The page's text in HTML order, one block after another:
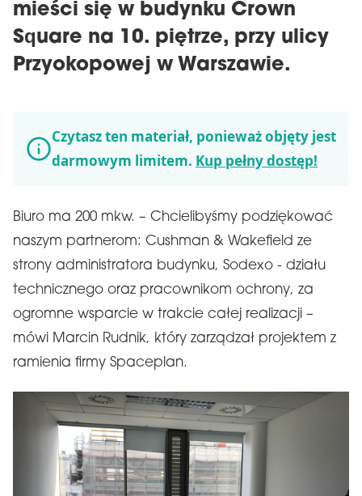
mieści się w budynku Crown
Square na 10. piętrze, przy ulicy
Przyokopowej w Warszawie.
Czytasz ten materiał, ponieważ objęty jest
darmowym limitem. Kup pełny dostęp!
Biuro ma 200 mkw. – Chcielibyśmy podziękować
naszym partnerom: Cushman & Wakefield ze
strony administratora budynku, Sodexo - działu
technicznego oraz pracownikom ochrony, za
ogromne wsparcie w trakcie całej realizacji –
mówi Marcin Rudnik, który zarządzał projektem z
ramienia firmy Spaceplan.